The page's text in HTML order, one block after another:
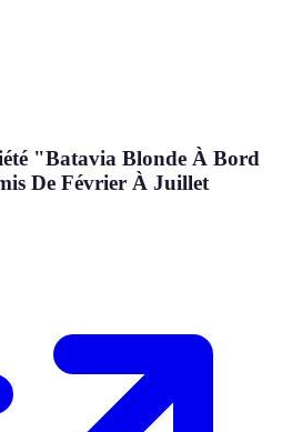
"Batavia Blonde À Bord
De Février À Juillet